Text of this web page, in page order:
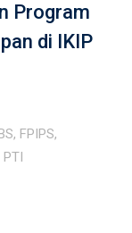
Program
di IKIP
, FPIPS,
PTI